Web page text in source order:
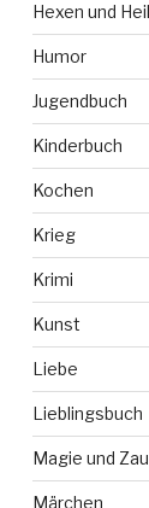
Hexen und
Humor
Jugendbuch
Kinderbuch
Kochen
Krieg
Krimi
Kunst
Liebe
Lieblingsbuch
Magie und
Märchen